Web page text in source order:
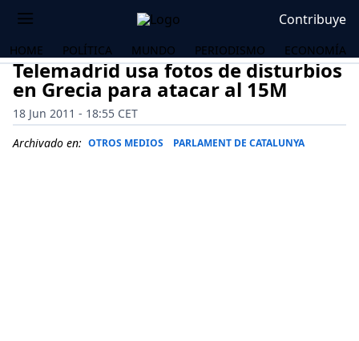
Contribuye
HOME POLÍTICA MUNDO PERIODISMO ECONOMÍA
Telemadrid usa fotos de disturbios
en Grecia para atacar al 15M
18 Jun 2011 - 18:55 CET
Archivado en: OTROS MEDIOS PARLAMENT DE CATALUNYA